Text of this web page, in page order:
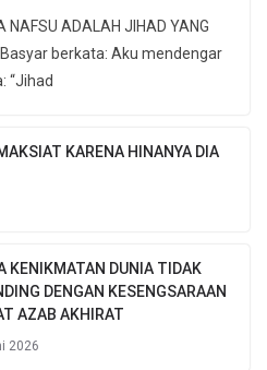
NAFSU ADALAH JIHAD YANG
Basyar berkata: Aku mendengar
“Jihad
KARENA HINANYA DIA
KENIKMATAN DUNIA TIDAK
DENGAN KESENGSARAAN
AZAB AKHIRAT
2026